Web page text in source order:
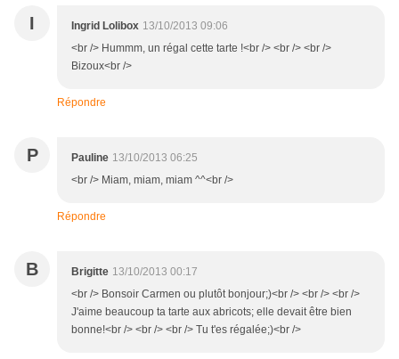
I Ingrid Lolibox 13/10/2013 09:06
<br /> Hummm, un régal cette tarte !<br /> <br /> <br />
Bizoux<br />
Répondre
P Pauline 13/10/2013 06:25
<br /> Miam, miam, miam ^^<br />
Répondre
B Brigitte 13/10/2013 00:17
<br /> Bonsoir Carmen ou plutôt bonjour;)<br /> <br /> <br />
J'aime beaucoup ta tarte aux abricots; elle devait être bien
bonne!<br /> <br /> <br /> Tu t'es régalée;)<br />